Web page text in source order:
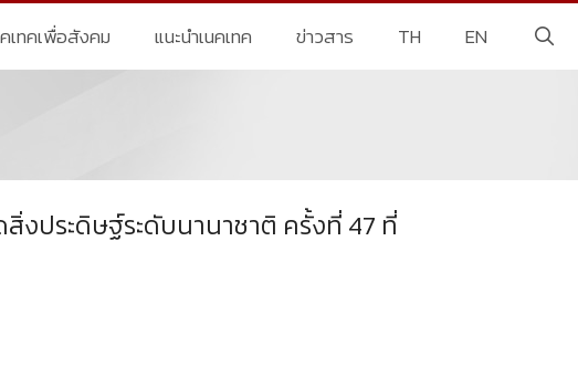
เทคเพื่อสังคม แนะนำเนคเทค ข่าวสาร TH EN
งประดิษฐ์ระดับนานาชาติ ครั้งที่ 47 ที่